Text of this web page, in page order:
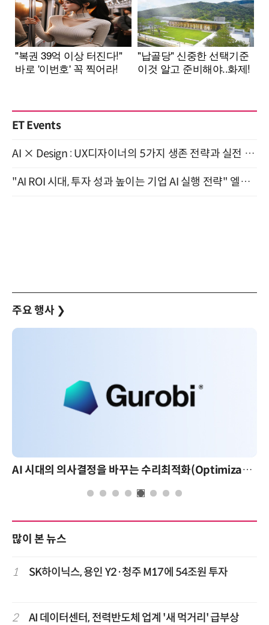
ET Events
AI × Design : UX디자이너의 5가지 생존 전략과 실전 대응 8월 28일 개최
"AI ROI 시대, 투자 성과 높이는 기업 AI 실행 전략" 엘타워 6층 (9월 18일)
주요 행사 ❯
AI 시대의 의사결정을 바꾸는 수리최적화(Optimization): 실제 산업 적용 사례와 활용 전략
많이 본 뉴스
1 SK하이닉스, 용인 Y2·청주 M17에 54조원 투자
2 AI 데이터센터, 전력반도체 업계 '새 먹거리' 급부상